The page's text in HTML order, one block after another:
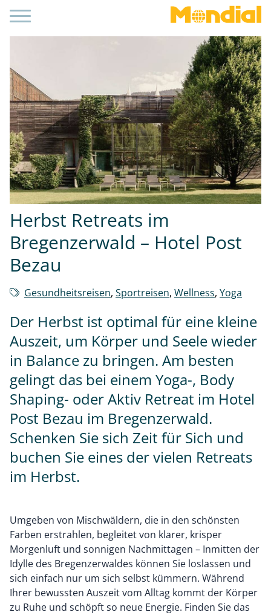
Herbst Retreats im
Bregenzerwald – Hotel Post
Bezau
Gesundheitsreisen, Sportreisen, Wellness, Yoga
Der Herbst ist optimal für eine kleine
Auszeit, um Körper und Seele wieder
in Balance zu bringen. Am besten
gelingt das bei einem Yoga-, Body
Shaping- oder Aktiv Retreat im Hotel
Post Bezau im Bregenzerwald.
Schenken Sie sich Zeit für Sich und
buchen Sie eines der vielen Retreats
im Herbst.
Umgeben von Mischwäldern, die in den schönsten
Farben erstrahlen, begleitet von klarer, krisper
Morgenluft und sonnigen Nachmittagen – Inmitten der
Idylle des Bregenzerwaldes können Sie loslassen und
sich einfach nur um sich selbst kümmern. Während
Ihrer bewussten Auszeit vom Alltag kommt der Körper
zu Ruhe und schöpft so neue Energie. Finden Sie das